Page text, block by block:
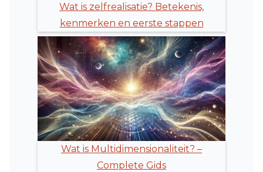
Wat is zelfrealisatie? Betekenis,
kenmerken en eerste stappen
Wat is Multidimensionaliteit? –
Complete Gids